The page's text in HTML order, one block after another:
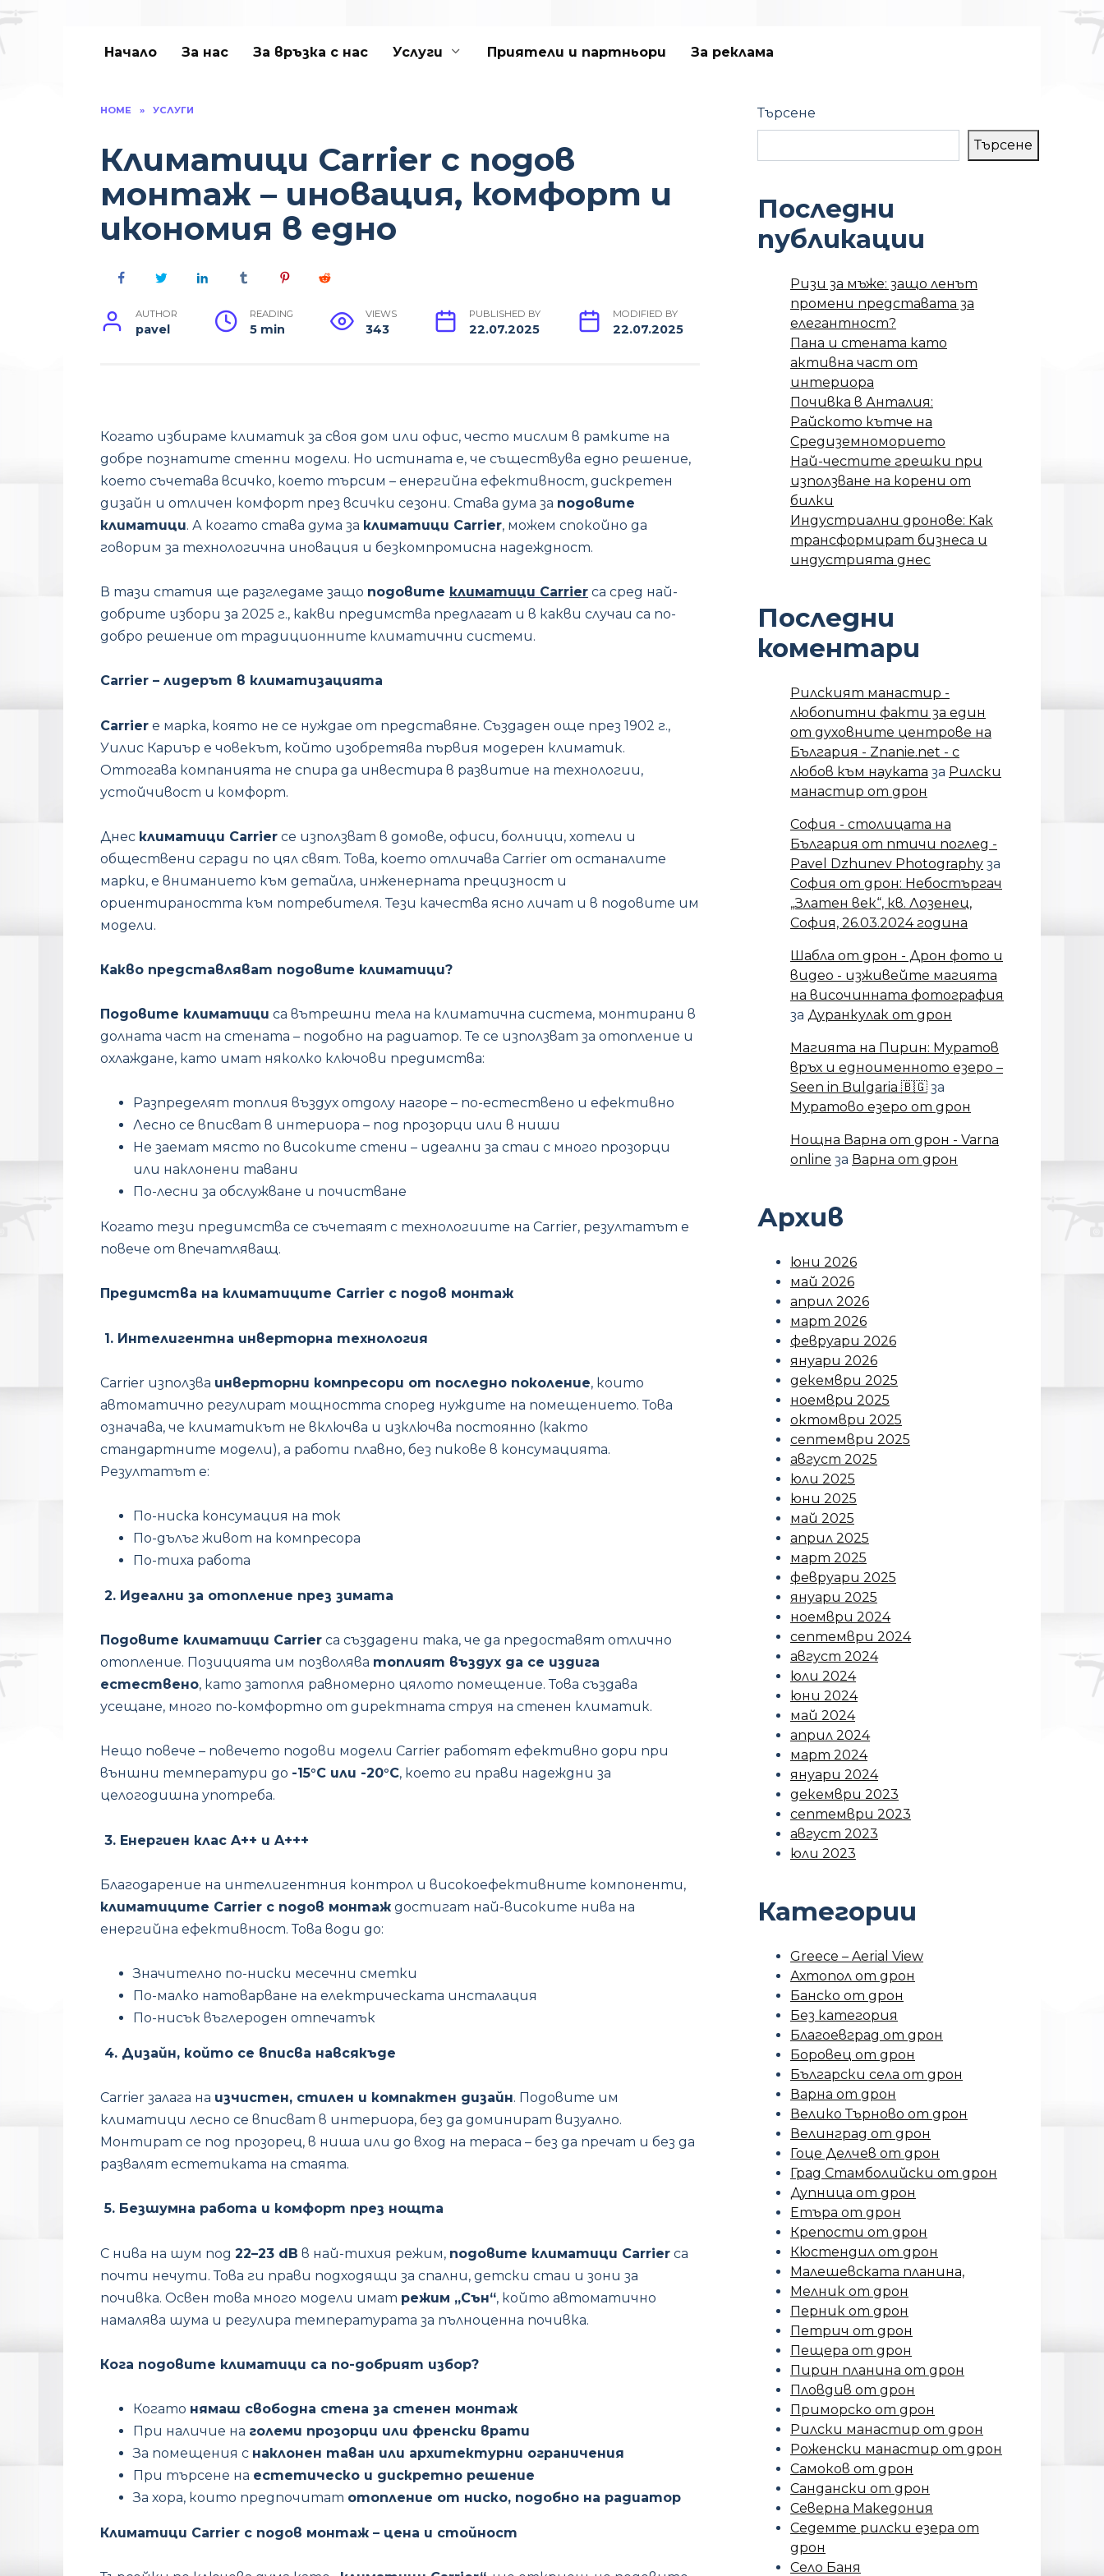
Начало За нас За връзка с нас Услуги Приятели и партньори За реклама
HOME » УСЛУГИ
Климатици Carrier с подов
монтаж – иновация, комфорт и
икономия в едно
AUTHOR
pavel
READING
5 min
VIEWS
343
PUBLISHED BY
22.07.2025
MODIFIED BY
22.07.2025
Когато избираме климатик за своя дом или офис, често мислим в рамките на
добре познатите стенни модели. Но истината е, че съществува едно решение,
което съчетава всичко, което търсим – енергийна ефективност, дискретен
дизайн и отличен комфорт през всички сезони. Става дума за подовите
климатици. А когато става дума за климатици Carrier, можем спокойно да
говорим за технологична иновация и безкомпромисна надеждност.
В тази статия ще разгледаме защо подовите климатици Carrier са сред най-
добрите избори за 2025 г., какви предимства предлагат и в какви случаи са по-
добро решение от традиционните климатични системи.
Carrier – лидерът в климатизацията
Carrier е марка, която не се нуждае от представяне. Създаден още през 1902 г.,
Уилис Кариър е човекът, който изобретява първия модерен климатик.
Оттогава компанията не спира да инвестира в развитие на технологии,
устойчивост и комфорт.
Днес климатици Carrier се използват в домове, офиси, болници, хотели и
обществени сгради по цял свят. Това, което отличава Carrier от останалите
марки, е вниманието към детайла, инженерната прецизност и
ориентираността към потребителя. Тези качества ясно личат и в подовите им
модели.
Какво представляват подовите климатици?
Подовите климатици са вътрешни тела на климатична система, монтирани в
долната част на стената – подобно на радиатор. Те се използват за отопление и
охлаждане, като имат няколко ключови предимства:
Разпределят топлия въздух отдолу нагоре – по-естествено и ефективно
Лесно се вписват в интериора – под прозорци или в ниши
Не заемат място по високите стени – идеални за стаи с много прозорци
или наклонени тавани
По-лесни за обслужване и почистване
Когато тези предимства се съчетаят с технологиите на Carrier, резултатът е
повече от впечатляващ.
Предимства на климатиците Carrier с подов монтаж
1. Интелигентна инверторна технология
Carrier използва инверторни компресори от последно поколение, които
автоматично регулират мощността според нуждите на помещението. Това
означава, че климатикът не включва и изключва постоянно (както
стандартните модели), а работи плавно, без пикове в консумацията.
Резултатът е:
По-ниска консумация на ток
По-дълъг живот на компресора
По-тиха работа
2. Идеални за отопление през зимата
Подовите климатици Carrier са създадени така, че да предоставят отлично
отопление. Позицията им позволява топлият въздух да се издига
естествено, като затопля равномерно цялото помещение. Това създава
усещане, много по-комфортно от директната струя на стенен климатик.
Нещо повече – повечето подови модели Carrier работят ефективно дори при
външни температури до -15°C или -20°C, което ги прави надеждни за
целогодишна употреба.
3. Енергиен клас A++ и A+++
Благодарение на интелигентния контрол и високоефективните компоненти,
климатиците Carrier с подов монтаж достигат най-високите нива на
енергийна ефективност. Това води до:
Значително по-ниски месечни сметки
По-малко натоварване на електрическата инсталация
По-нисък въглероден отпечатък
4. Дизайн, който се вписва навсякъде
Carrier залага на изчистен, стилен и компактен дизайн. Подовите им
климатици лесно се вписват в интериора, без да доминират визуално.
Монтират се под прозорец, в ниша или до вход на тераса – без да пречат и без да
развалят естетиката на стаята.
5. Безшумна работа и комфорт през нощта
С нива на шум под 22–23 dB в най-тихия режим, подовите климатици Carrier са
почти нечути. Това ги прави подходящи за спални, детски стаи и зони за
почивка. Освен това много модели имат режим „Сън“, който автоматично
намалява шума и регулира температурата за пълноценна почивка.
Кога подовите климатици са по-добрият избор?
Когато нямаш свободна стена за стенен монтаж
При наличие на големи прозорци или френски врати
За помещения с наклонен таван или архитектурни ограничения
При търсене на естетическо и дискретно решение
За хора, които предпочитат отопление от ниско, подобно на радиатор
Климатици Carrier с подов монтаж – цена и стойност
Търсене
Търсене
Последни
публикации
Ризи за мъже: защо ленът
промени представата за
елегантност?
Пана и стената като
активна част от
интериора
Почивка в Анталия:
Райското кътче на
Средиземноморието
Най-честите грешки при
използване на корени от
билки
Индустриални дронове: Как
трансформират бизнеса и
индустрията днес
Последни
коментари
Рилският манастир -
любопитни факти за един
от духовните центрове на
България - Znanie.net - с
любов към науката за Рилски
манастир от дрон
София - столицата на
България от птичи поглед -
Pavel Dzhunev Photography за
София от дрон: Небостъргач
„Златен век“, кв. Лозенец,
София, 26.03.2024 година
Шабла от дрон - Дрон фото и
видео - изживейте магията
на височинната фотография
за Дуранкулак от дрон
Магията на Пирин: Муратов
връх и едноименното езеро –
Seen in Bulgaria 🇧🇬 за
Муратово езеро от дрон
Нощна Варна от дрон - Varna
online за Варна от дрон
Архив
юни 2026
май 2026
април 2026
март 2026
февруари 2026
януари 2026
декември 2025
ноември 2025
октомври 2025
септември 2025
август 2025
юли 2025
юни 2025
май 2025
април 2025
март 2025
февруари 2025
януари 2025
ноември 2024
септември 2024
август 2024
юли 2024
юни 2024
май 2024
април 2024
март 2024
януари 2024
декември 2023
септември 2023
август 2023
юли 2023
Категории
Greece – Aerial View
Ахтопол от дрон
Банско от дрон
Без категория
Благоевград от дрон
Боровец от дрон
Български села от дрон
Варна от дрон
Велико Търново от дрон
Велинград от дрон
Гоце Делчев от дрон
Град Стамболийски от дрон
Дупница от дрон
Етъра от дрон
Крепости от дрон
Кюстендил от дрон
Малешевската планина,
Мелник от дрон
Перник от дрон
Петрич от дрон
Пещера от дрон
Пирин планина от дрон
Пловдив от дрон
Приморско от дрон
Рилски манастир от дрон
Роженски манастир от дрон
Самоков от дрон
Сандански от дрон
Северна Македония
Седемте рилски езера от
дрон
Село Баня